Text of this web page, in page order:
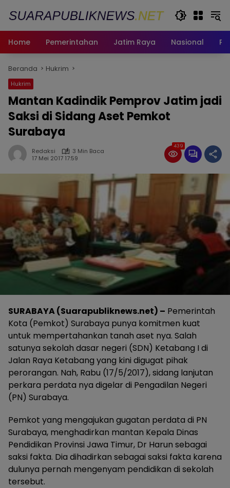
Home
Pemerintahan Jatim Raya Nasional
Beranda Hukrim
Hukrim
Mantan Kadindik Pemprov Jatim jadi
Saksi di Sidang Aset Pemkot
Surabaya
Redaksi
3 Min Baca
17 Mei 2017 17:59
439
SURABAYA (Suarapubliknews.net) – Pemerintah
Kota (Pemkot) Surabaya punya komitmen kuat
untuk mempertahankan tanah aset nya. Salah
satunya sekolah dasar negeri (SDN) Ketabang I di
Jalan Raya Ketabang yang kini digugat pihak
perorangan. Nah, Rabu (17/5/2017), sidang lanjutan
perkara perdata nya digelar di Pengadilan Negeri
(PN) Surabaya.
Pemkot yang mengajukan gugatan perdata di PN
Surabaya, menghadirkan mantan Kepala Dinas
Pendidikan Provinsi Jawa Timur, Dr Harun sebagai
saksi fakta. Dia dihadirkan sebagai saksi fakta karena
dulunya pernah mengenyam pendidikan di sekolah
tersebut.